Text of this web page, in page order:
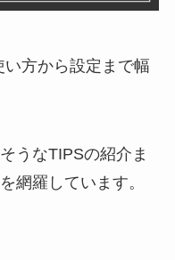
方から設定まで幅
うなTIPSの紹介ま
網羅しています。